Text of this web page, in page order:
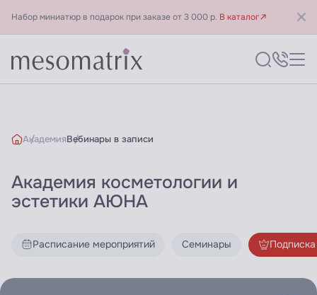
Набор миниатюр в подарок при заказе от 3 000 р. В каталог
АкадемияВебинары в записи
Библиотека знаний -
Академия косметологии и
эстетики АЮНА
Расписание мероприятий Семинары